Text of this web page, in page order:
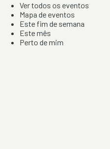
Ver todos os eventos
Mapa de eventos
Este fim de semana
Este mês
Perto de mim